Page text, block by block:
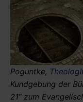
Poguntke,
Kundgebung der
21“ zum